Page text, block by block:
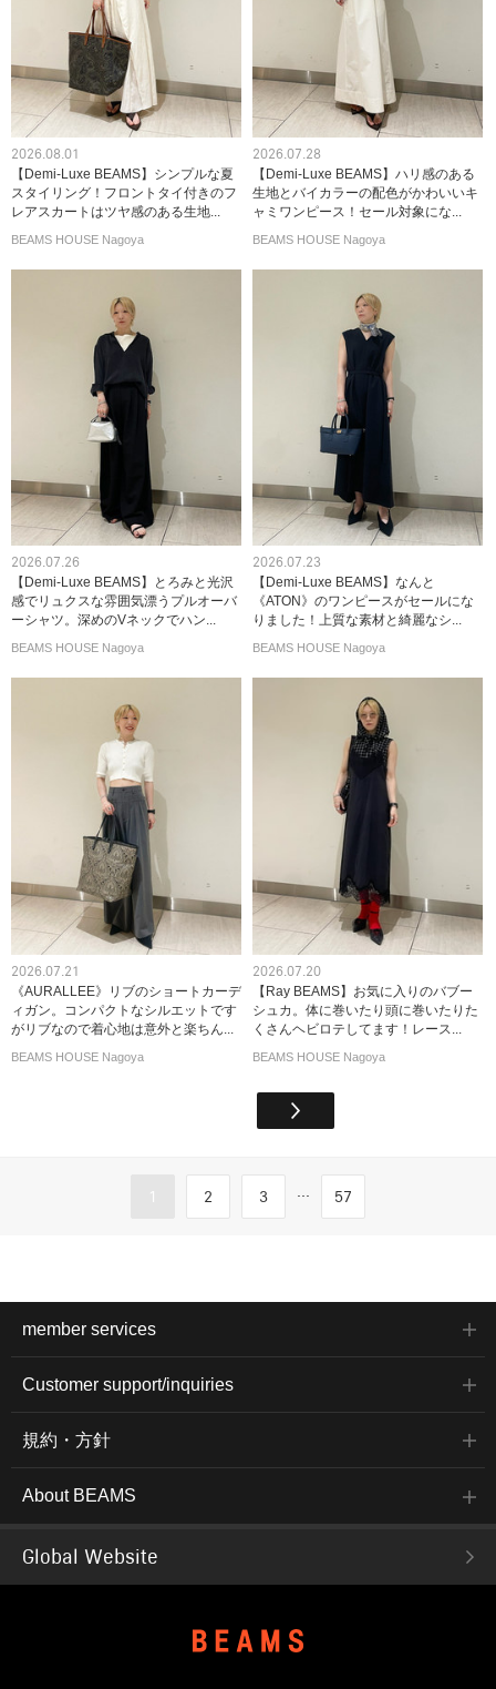
2026.08.01
【Demi-Luxe BEAMS】シンプルな夏
スタイリング！フロントタイ付きのフ
レアスカートはツヤ感のある生地...
BEAMS HOUSE Nagoya
2026.07.28
【Demi-Luxe BEAMS】ハリ感のある
生地とバイカラーの配色がかわいいキ
ャミワンピース！セール対象にな...
BEAMS HOUSE Nagoya
2026.07.26
【Demi-Luxe BEAMS】とろみと光沢
感でリュクスな雰囲気漂うプルオーバ
ーシャツ。深めのVネックでハン...
BEAMS HOUSE Nagoya
2026.07.23
【Demi-Luxe BEAMS】なんと
《ATON》のワンピースがセールにな
りました！上質な素材と綺麗なシ...
BEAMS HOUSE Nagoya
2026.07.21
《AURALLEE》リブのショートカーデ
ィガン。コンパクトなシルエットです
がリブなので着心地は意外と楽ちん...
BEAMS HOUSE Nagoya
2026.07.20
【Ray BEAMS】お気に入りのバブー
シュカ。体に巻いたり頭に巻いたりた
くさんヘビロテしてます！レース...
BEAMS HOUSE Nagoya
1 2 3 ... 57
member services
Customer support/inquiries
規約・方針
About BEAMS
Global Website